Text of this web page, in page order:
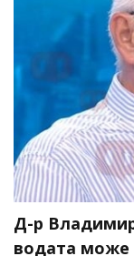
Д-р
водата може